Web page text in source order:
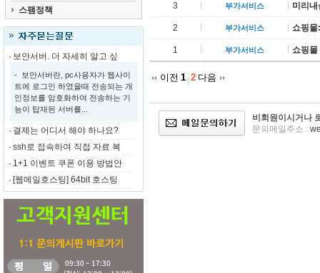
스팸정책
보안서버. 더 자세히 알고 싶
- 보안서버란, pc사용자가 웹사이
트에 로그인 하였을때 전송되는 개
인정보를 암호화하여 전송하는 기
능이 탑재된 서버를...
결제는 어디서 해야 하나요?
ssh로 접속하여 직접 자료 복
1+1 이벤트 쿠폰 이용 방법안
[웹메일호스팅] 64bit 호스팅
3 부가서비스 미리
2 부가서비스 쇼핑
1 부가서비스 쇼핑
이전 1 2 다음
비회원이시거나
문의메일주소 :